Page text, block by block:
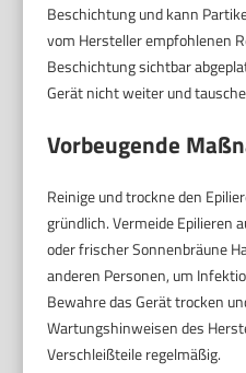
Beschichtung und kann
vom Hersteller empfohlenen
Beschichtung sichtbar
Gerät nicht weiter und
Vorbeugende
Reinige und trockne den
gründlich. Vermeide Epilieren
oder frischer Sonnenbräune
anderen Personen, um
Bewahre das Gerät trocken
Wartungshinweisen des
Verschleißteile regelmäßig.